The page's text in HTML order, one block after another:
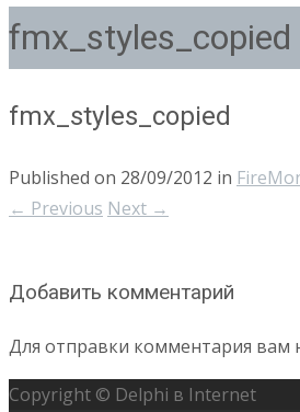
fmx_styles_copied
fmx_styles_copied
Published on 28/09/2012 in
← Previous Next →
Добавить комментарий
Для отправки комментария вам
Copyright © Delphi в Internet